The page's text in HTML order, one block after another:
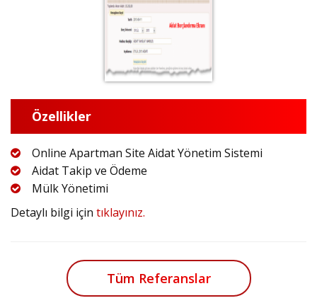
Özellikler
Online Apartman Site Aidat Yönetim Sistemi
Aidat Takip ve Ödeme
Mülk Yönetimi
Detaylı bilgi için tıklayınız.
Tüm Referanslar